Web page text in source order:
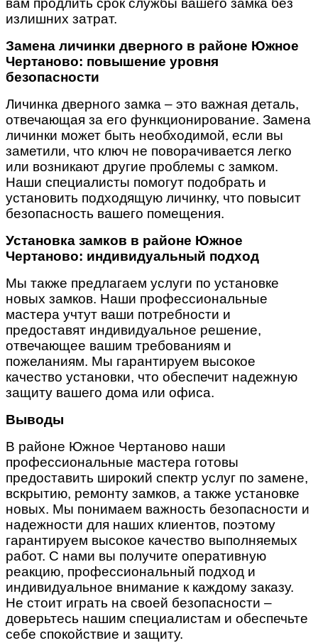
вам продлить срок службы вашего замка без
излишних затрат.
Замена личинки дверного в районе Южное
Чертаново: повышение уровня
безопасности
Личинка дверного замка – это важная деталь,
отвечающая за его функционирование. Замена
личинки может быть необходимой, если вы
заметили, что ключ не поворачивается легко
или возникают другие проблемы с замком.
Наши специалисты помогут подобрать и
установить подходящую личинку, что повысит
безопасность вашего помещения.
Установка замков в районе Южное
Чертаново: индивидуальный подход
Мы также предлагаем услуги по установке
новых замков. Наши профессиональные
мастера учтут ваши потребности и
предоставят индивидуальное решение,
отвечающее вашим требованиям и
пожеланиям. Мы гарантируем высокое
качество установки, что обеспечит надежную
защиту вашего дома или офиса.
Выводы
В районе Южное Чертаново наши
профессиональные мастера готовы
предоставить широкий спектр услуг по замене,
вскрытию, ремонту замков, а также установке
новых. Мы понимаем важность безопасности и
надежности для наших клиентов, поэтому
гарантируем высокое качество выполняемых
работ. С нами вы получите оперативную
реакцию, профессиональный подход и
индивидуальное внимание к каждому заказу.
Не стоит играть на своей безопасности –
доверьтесь нашим специалистам и обеспечьте
себе спокойствие и защиту.